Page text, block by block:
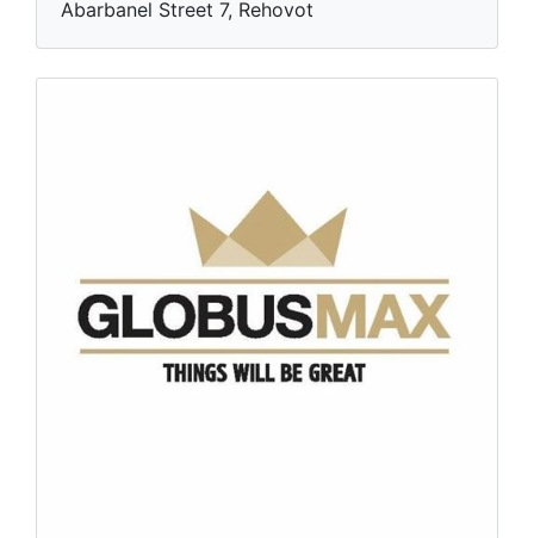
Abarbanel Street 7, Rehovot